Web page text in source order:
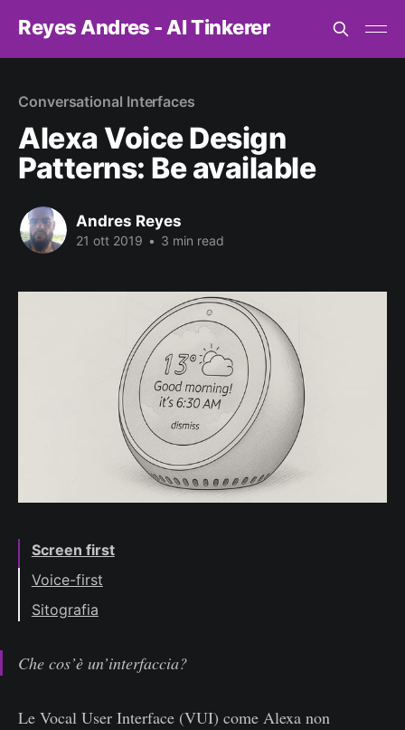
Reyes Andres - AI Tinkerer
Conversational Interfaces
Alexa Voice Design
Patterns: Be available
Andres Reyes
21 ott 2019 • 3 min read
Screen first
Voice-first
Prenotiamo un viaggio in treno
Sitografia
Che cos’è un’interfaccia?
Le Vocal User Interface (VUI) come Alexa non